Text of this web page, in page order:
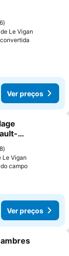
favoritos
Le Vigan
Ver preços
favoritos
Le Vigan
campo
Ver preços
favoritos